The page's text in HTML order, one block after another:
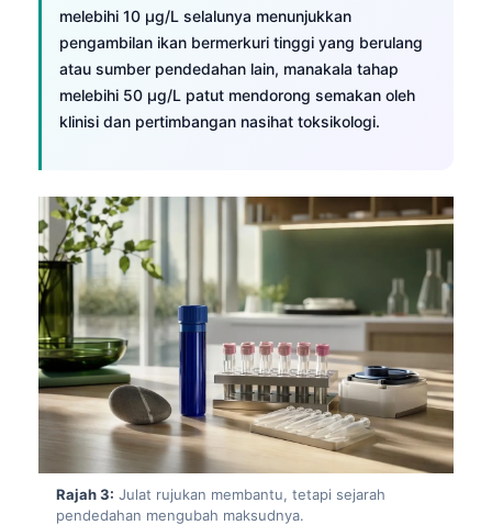
melebihi 10 µg/L selalunya menunjukkan
pengambilan ikan bermerkuri tinggi yang berulang
atau sumber pendedahan lain, manakala tahap
melebihi 50 µg/L patut mendorong semakan oleh
klinisi dan pertimbangan nasihat toksikologi.
Rajah 3: Julat rujukan membantu, tetapi sejarah
pendedahan mengubah maksudnya.